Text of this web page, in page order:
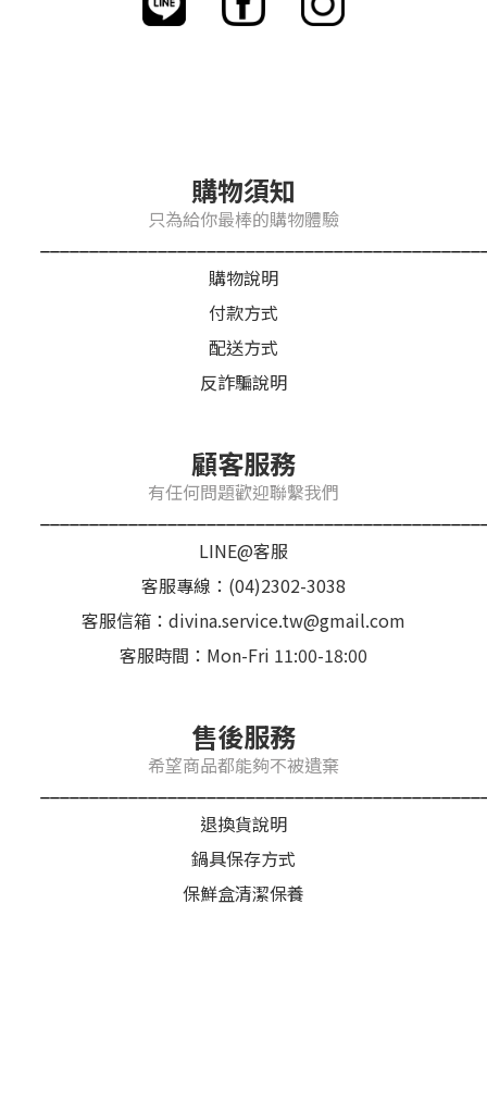
購物須知
只為給你最棒的購物體驗
購物說明
付款方式
配送方式
反詐騙說明
顧客服務
有任何問題歡迎聯繫我們
LINE@客服
客服專線：(04)2302-3038
客服信箱：divina.service.tw@gmail.com
客服時間：Mon-Fri 11:00-18:00
售後服務
希望商品都能夠不被遺棄
退換貨說明
鍋具保存方式
保鮮盒清潔保養